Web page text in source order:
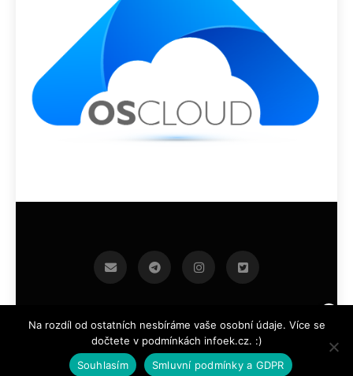
infoek.cz 2026.Developed By BlazeThemes .
Na rozdíl od ostatních nesbíráme vaše osobní údaje. Více se
dočtete v podmínkách infoek.cz. :)
Souhlasím
Smluvní podmínky a GDPR